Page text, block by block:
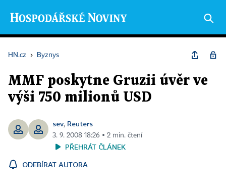
HN.cz › Byznys
MMF poskytne Gruzii úvěr ve
výši 750 milionů USD
sev, Reuters
3. 9. 2008 18:26 ▪ 2 min. čtení
PŘEHRÁT ČLÁNEK
ODEBÍRAT AUTORA